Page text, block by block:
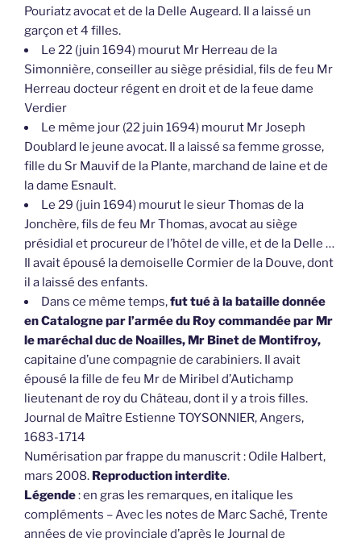
Pouriatz avocat et de la Delle Augeard. Il a laissé un
garçon et 4 filles.
Le 22 (juin 1694) mourut Mr Herreau de la
Simonnière, conseiller au siège présidial, fils de feu Mr
Herreau docteur régent en droit et de la feue dame
Verdier
Le même jour (22 juin 1694) mourut Mr Joseph
Doublard le jeune avocat. Il a laissé sa femme grosse,
fille du Sr Mauvif de la Plante, marchand de laine et de
la dame Esnault.
Le 29 (juin 1694) mourut le sieur Thomas de la
Jonchère, fils de feu Mr Thomas, avocat au siège
présidial et procureur de l’hôtel de ville, et de la Delle …
Il avait épousé la demoiselle Cormier de la Douve, dont
il a laissé des enfants.
Dans ce même temps,fut tué à la bataille donnée
en Catalogne par l’armée du Roy commandée par Mr
le maréchal duc de Noailles, Mr Binet de Montifroy,
capitaine d’une compagnie de carabiniers. Il avait
épousé la fille de feu Mr de Miribel d’Autichamp
lieutenant de roy du Château, dont il y a trois filles.
Journal de Maître Estienne TOYSONNIER, Angers,
1683-1714
Numérisation par frappe du manuscrit : Odile Halbert,
mars 2008. Reproduction interdite.
Légende: en gras les remarques, en italique les
compléments – Avec les notes de Marc Saché, Trente
années de vie provinciale d’après le Journal de